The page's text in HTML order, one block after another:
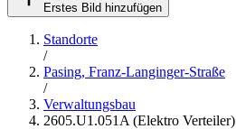
Erstes Bild hinzufügen
Standorte
/
Pasing, Franz-Langinger-Straße
/
Verwaltungsbau
2605.U1.051A (Elektro Verteiler)